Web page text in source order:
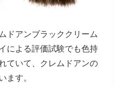
ドアンブラッククリーム
による評価試験でも色持
ていて、クレムドアンの
ます。